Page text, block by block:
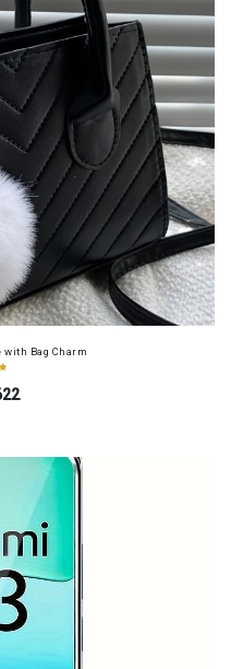
with Bag Charm